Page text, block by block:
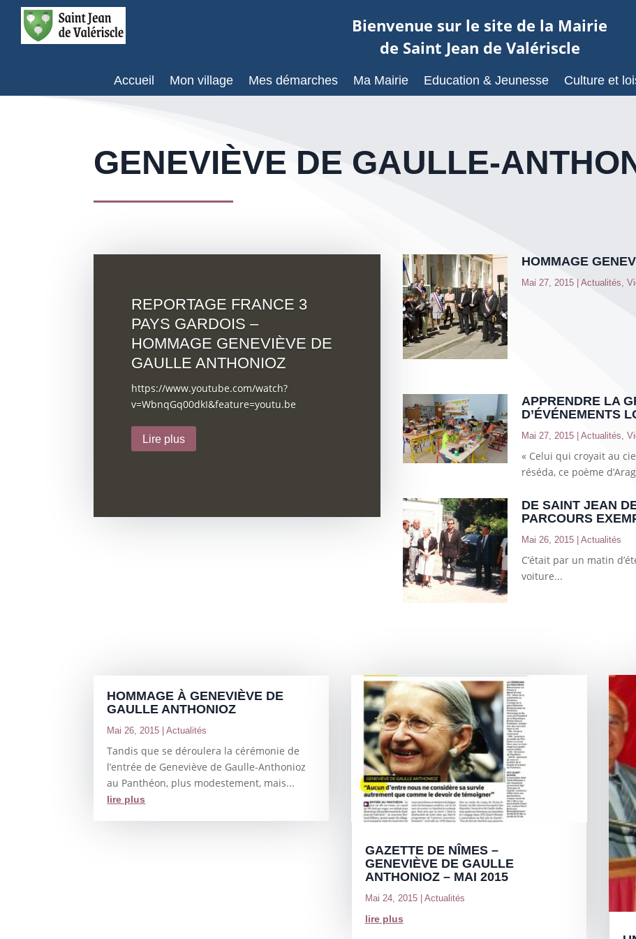
Bienvenue sur le site de la Mairie
de Saint Jean de Valériscle
Accueil Mon village Mes démarches Ma Mairie Education & Jeunesse Culture et
GENEVIÈVE DE GAULLE-
REPORTAGE FRANCE 3
PAYS GARDOIS –
HOMMAGE GENEVIÈVE DE
GAULLE ANTHONIOZ
https://www.youtube.com/watch?
v=WbnqGq00dkI&feature=youtu.be
Lire plus
HOMMAGE
Mai 27, 2015 |Actualités,
APPRENDRE LA
D’ÉVÉNEMENTS
Mai 27, 2015 |Actualités,
« Celui qui croyait au
réséda, ce poème
DE SAINT JEAN
PARCOURS
Mai 26, 2015 |Actualités
C’était par un matin
voiture...
HOMMAGE À GENEVIÈVE DE
GAULLE ANTHONIOZ
Mai 26, 2015 |Actualités
Tandis que se déroulera la cérémonie de
l’entrée de Geneviève de Gaulle-Anthonioz
au Panthéon, plus modestement, mais...
lire plus
GAZETTE DE NÎMES –
GENEVIÈVE DE GAULLE
ANTHONIOZ – MAI 2015
Mai 24, 2015| Actualités
lire plus